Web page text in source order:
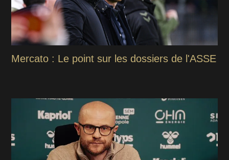
Mercato : Le point sur les dossiers de l'ASSE